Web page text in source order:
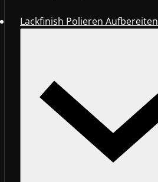
Lackfinish Polieren Aufbereiten